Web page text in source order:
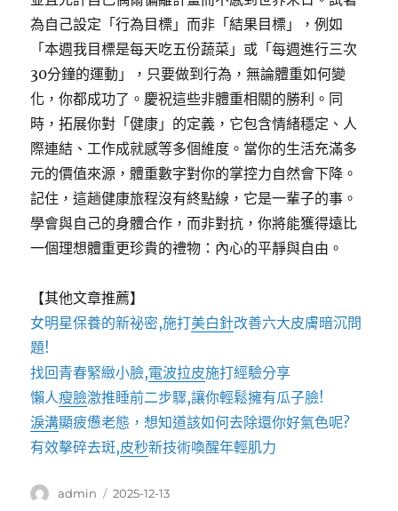
為自己設定「行為目標」而非「結果目標」，例如
「本週我目標是每天吃五份蔬菜」或「每週進行三次
30分鐘的運動」，只要做到行為，無論體重如何變
化，你都成功了。慶祝這些非體重相關的勝利。同
時，拓展你對「健康」的定義，它包含情緒穩定、人
際連結、工作成就感等多個維度。當你的生活充滿多
元的價值來源，體重數字對你的掌控力自然會下降。
記住，這趟健康旅程沒有終點線，它是一輩子的事。
學會與自己的身體合作，而非對抗，你將能獲得遠比
一個理想體重更珍貴的禮物：內心的平靜與自由。
【其他文章推薦】
女明星保養的新祕密,施打美白針改善六大皮膚暗沉問
題!
找回青春緊緻小臉,電波拉皮施打經驗分享
懶人瘦臉激推睡前二步驟,讓你輕鬆擁有瓜子臉!
淚溝顯疲憊老態，想知道該如何去除還你好氣色呢?
有效擊碎去斑,皮秒新技術喚醒年輕肌力
作
admin
發
2025-12-13